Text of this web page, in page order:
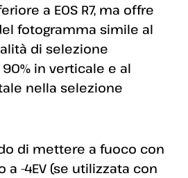
a EOS R7, ma offre
fotogramma simile al
di selezione
in verticale e al
nella selezione
di mettere a fuoco con
a -4EV (se utilizzata con